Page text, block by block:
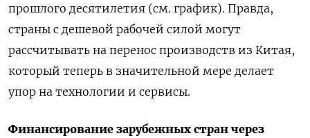
прошлого десятилетия (см. график). Правда,
страны с дешевой рабочей силой могут
рассчитывать на перенос производств из Китая,
который теперь в значительной мере делает
упор на технологии и сервисы.
Финансирование зарубежных стран через